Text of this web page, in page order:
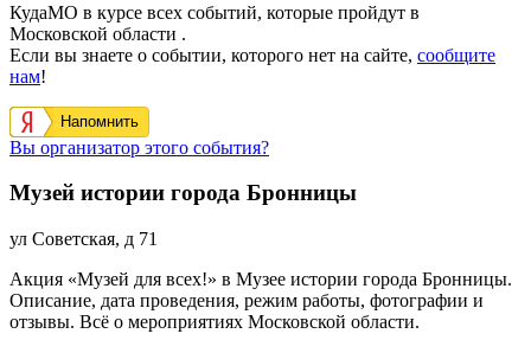
КудаМО в курсе всех событий, которые пройдут в
Московской области .
Если вы знаете о событии, которого нет на сайте, сообщите
нам!
Напомнить
Вы организатор этого события?
Музей истории города Бронницы
ул Советская, д 71
Акция «Музей для всех!» в Музее истории города Бронницы.
Описание, дата проведения, режим работы, фотографии и
отзывы. Всё о мероприятиях Московской области.